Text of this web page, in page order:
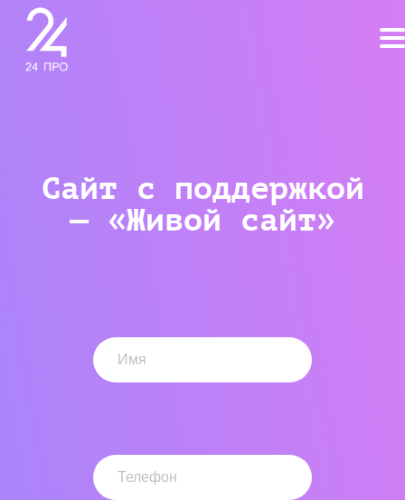
Сайт с поддержкой
— «Живой сайт»